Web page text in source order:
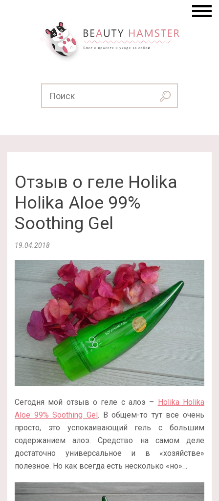
Отзыв о геле Holika
Holika Aloe 99%
Soothing Gel
19.04.2018
Сегодня мой отзыв о геле с алоэ –
Holika Holika
Aloe 99% Soothing Gel . В общем-то тут все очень
просто, это успокаивающий гель с большим
содержанием алоэ. Средство на самом деле
достаточно универсальное и в «хозяйстве»
полезное. Но как всегда есть несколько «но»…